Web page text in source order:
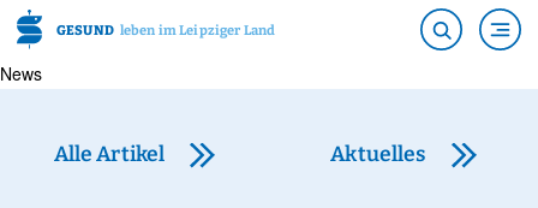
GESUND leben im Leipziger Land
News
Alle Artikel Aktuelles